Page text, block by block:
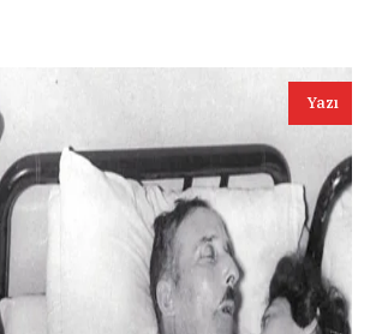
Yazı